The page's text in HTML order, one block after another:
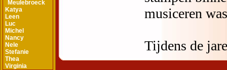
Meulebroeck
Katya
Leen
Luc
Michel
Nancy
Nele
Stefanie
Thea
Virginia